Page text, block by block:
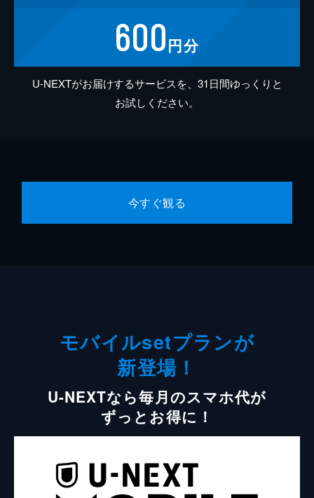
600円分
U-NEXTがお届けするサービスを、31日間ゆっくりと
お試しください。
今すぐ観る
モバイルsetプランが
新登場！
U-NEXTなら毎月のスマホ代が
ずっとお得に！